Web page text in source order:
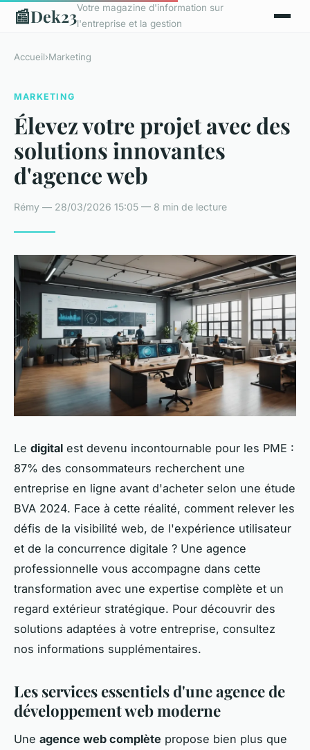
📰Dek23Votre magazine d'information sur
l'entreprise et la gestion
Accueil›Marketing
MARKETING
Élevez votre projet avec des
solutions innovantes
d'agence web
Rémy — 28/03/2026 15:05 — 8 min de lecture
Le digital est devenu incontournable pour les PME :
87% des consommateurs recherchent une
entreprise en ligne avant d'acheter selon une étude
BVA 2024. Face à cette réalité, comment relever les
défis de la visibilité web, de l'expérience utilisateur
et de la concurrence digitale ? Une agence
professionnelle vous accompagne dans cette
transformation avec une expertise complète et un
regard extérieur stratégique. Pour découvrir des
solutions adaptées à votre entreprise, consultez
nos informations supplémentaires.
Les services essentiels d'une agence de
développement web moderne
Une agence web complète propose bien plus que